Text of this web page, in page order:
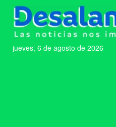
jueves, 6 de agosto de 2026